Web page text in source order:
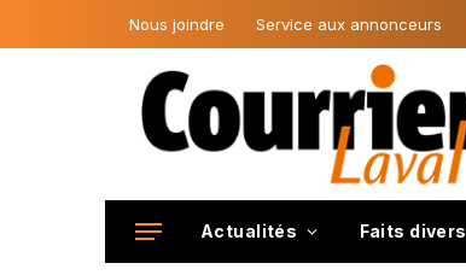
Nous joindre Service aux annonceurs
Actualités Faits divers